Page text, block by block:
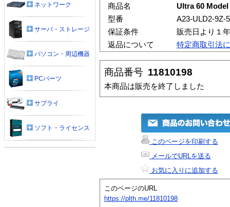
商品名
Ultra 60 Model
型番
A23-ULD2-9Z-
保証条件
販売日より１
返品について
特定商取引法
商品番号 11810198
本商品は販売を終了しました
このページを印刷する
メールでURLを送る
お気に入りに追加する
このページのURL
https://plth.me/11810198
ネットワーク
サーバ・ストレージ
パソコン・周辺機器
PCパーツ
サプライ
ソフト・ライセンス